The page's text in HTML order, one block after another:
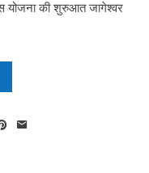
योजना की शुरुआत जागेश्वर